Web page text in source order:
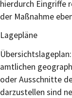
hierdurch Eingriffe
der Maßnahme
Lagepläne
amtlichen
oder Ausschnitte
darzustellen sind